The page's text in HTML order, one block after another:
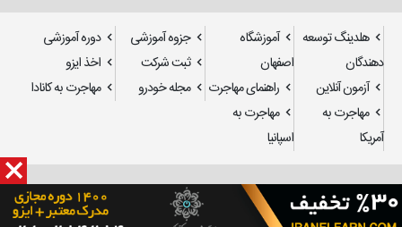
هلدینگ توسعه
دهندگان
آموزشگاه
اصفهان
جزوه آموزشی
دوره آموزشی
ثبت شرکت
اخذ ایزو
آزمون آنلاین
راهنمای مهاجرت مجله خودرو
مهاجرت به کانادا
مهاجرت به
آمریکا
مهاجرت به
اسپانیا